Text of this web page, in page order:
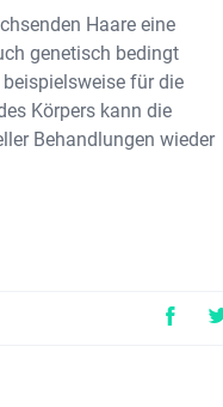
Haare eine
genetisch bedingt
für die
Körpers kann die
Behandlungen wieder